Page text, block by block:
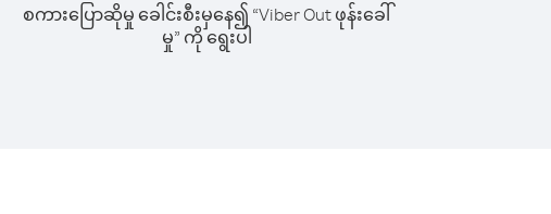
စကားပြောဆိုမှု ခေါင်းစီးမှနေ၍ “Viber Out ဖုန်းခေါ်
မှု” ကို ရွေးပါ